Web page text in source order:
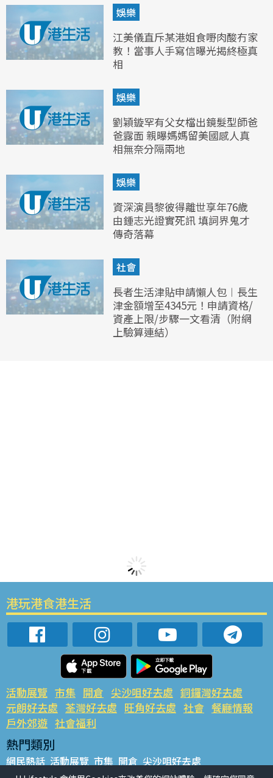
娛樂
江美儀直斥某港姐食嘢肉酸冇家
教！當事人手寫信曝光揭終極真
相
娛樂
劉穎鏇罕有父女檔出鏡髮型師爸
爸露面 親曝媽媽留美國感人真
相無奈分隔兩地
娛樂
資深演員黎彼得離世享年76歲
由鍾志光證實死訊 填詞界鬼才
傳奇落幕
社會
長者生活津貼申請懶人包︱長生
津金額增至4345元！申請資格/
資產上限/步驟一文看清（附網
上驗算連結）
港玩港食港生活
活動展覽 市集 開倉 尖沙咀好去處 銅鑼灣好去處
元朗好去處 荃灣好去處 旺角好去處 社會 餐廳情報
戶外郊遊 社會福利
熱門類別
網民熱話 活動展覽 市集 開倉 尖沙咀好去處